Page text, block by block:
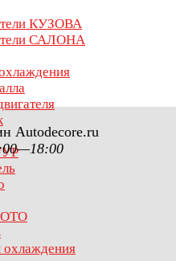
КУЗОВА
САЛОНА
Autodecore.ru